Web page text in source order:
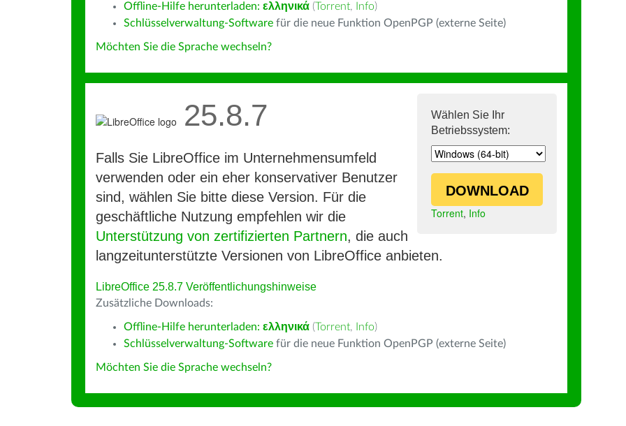
Offline-Hilfe herunterladen: ελληνικά (Torrent, Info)
Schlüsselverwaltung-Software für die neue Funktion OpenPGP (externe Seite)
Möchten Sie die Sprache wechseln?
Wählen Sie Ihr
Betriebssystem:
DOWNLOAD
Torrent, Info
25.8.7
Falls Sie LibreOffice im Unternehmensumfeld
verwenden oder ein eher konservativer Benutzer
sind, wählen Sie bitte diese Version. Für die
geschäftliche Nutzung empfehlen wir die
Unterstützung von zertifizierten Partnern, die auch
langzeitunterstützte Versionen von LibreOffice anbieten.
LibreOffice 25.8.7 Veröffentlichungshinweise
Zusätzliche Downloads:
Offline-Hilfe herunterladen: ελληνικά (Torrent, Info)
Schlüsselverwaltung-Software für die neue Funktion OpenPGP (externe Seite)
Möchten Sie die Sprache wechseln?